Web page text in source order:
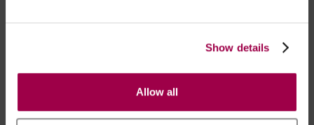
Show details
Allow all
Mulher - Tokyo 30ml
Preto
€ 39.95